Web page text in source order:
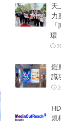
天
力
環
鎧
識
規